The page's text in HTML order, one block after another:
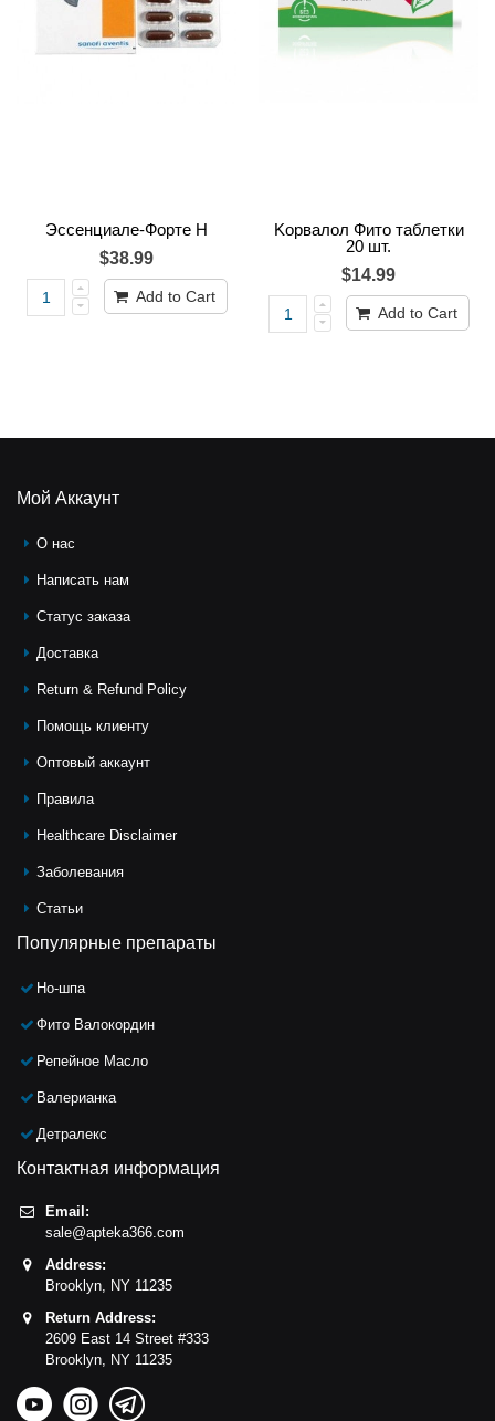
Эссенциале-Форте Н
$38.99
Add to Cart
Kорвалол Фито таблетки
20 шт.
$14.99
Add to Cart
Мой Аккаунт
О нас
Написать нам
Статус заказа
Доставка
Return & Refund Policy
Помощь клиeнту
Оптовый аккаунт
Правила
Healthcare Disclaimer
Заболевания
Статьи
Популярные препараты
Но-шпа
Фито Валокордин
Репейное Масло
Валерианка
Детралекс
Контактная информация
Email:
sale@apteka366.com
Address:
Brooklyn,
NY 11235
Return Address:
2609 East 14 Street #333
Brooklyn,
NY 11235